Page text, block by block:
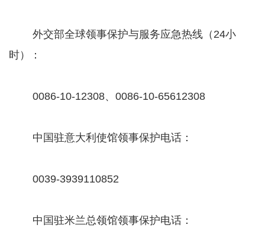
外交部全球领事保护与服务应急热线（24小
时）：
0086-10-12308、0086-10-65612308
中国驻意大利使馆领事保护电话：
0039-3939110852
中国驻米兰总领馆领事保护电话：